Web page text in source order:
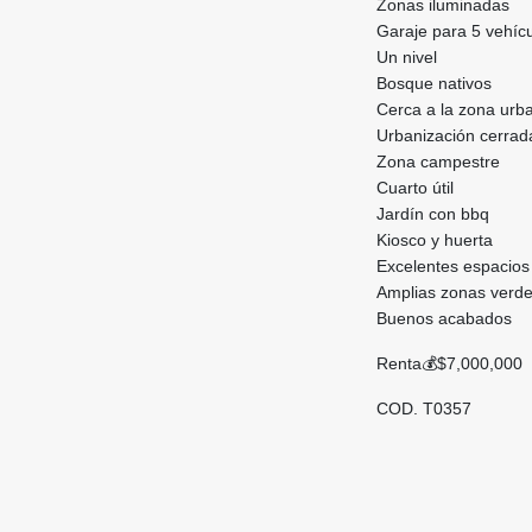
Zonas iluminadas
Garaje para 5
Un nivel
Bosque nativos
Cerca a la zona
Urbanización
Zona campestre
Cuarto útil
Jardín con bbq
Kiosco y huerta
Excelentes espacios
Amplias zonas
Buenos acabados
Renta💰$7,000,000
COD. T0357